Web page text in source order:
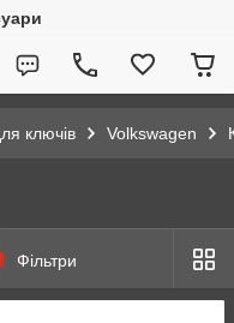
ключів Volkswagen
Фільтри